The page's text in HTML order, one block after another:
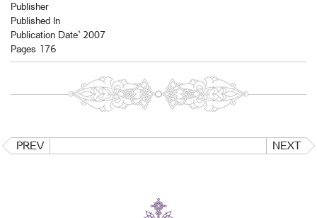
Publisher
Published In
Publication Date` 2007
Pages 176
PREV NEXT